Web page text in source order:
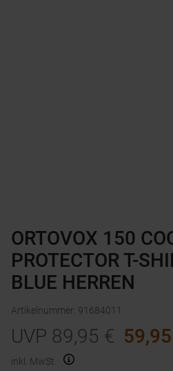
ORTOVOX 150
PROTECTOR T-
BLUE HERREN
Artikelnummer: 91684011
UVP 89,95 € 59,95
inkl. MwSt.